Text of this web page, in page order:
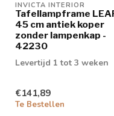
INVICTA INTERIOR
Tafellampframe
45 cm antiek koper
zonder lampenkap -
42230
Levertijd 1 tot 3 weken
€141,89
Te Bestellen